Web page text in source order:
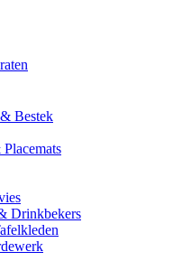
Bestek
Drinkbekers